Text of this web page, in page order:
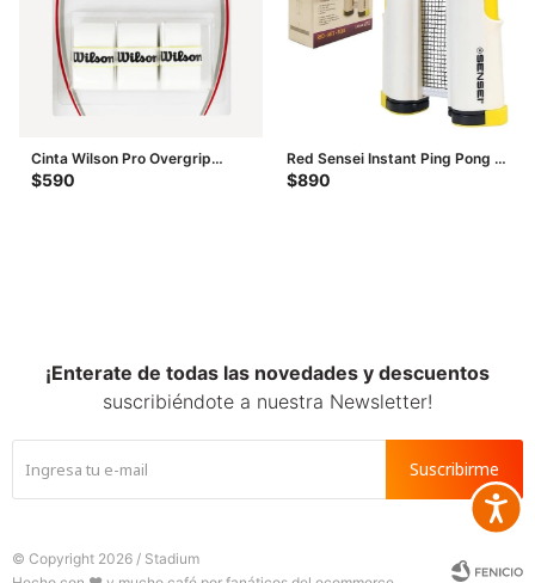
Cinta Wilson Pro Overgrip
Perforated - Blanco
$590
Red Sensei Instant Ping Pong -
Blanco - Negro
$890
¡Enterate de todas las novedades y descuentos
suscribiéndote a nuestra Newsletter!
Suscribirme
© Copyright 2026 / Stadium